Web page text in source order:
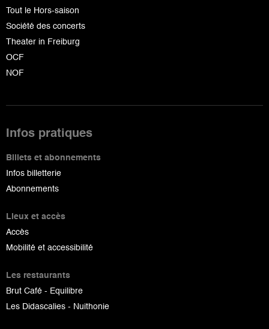
Tout le Hors-saison
Société des concerts
Theater in Freiburg
OCF
NOF
Infos pratiques
Billets et abonnements
Infos billetterie
Abonnements
Lieux et accès
Accès
Mobilité et accessibilité
Les restaurants
Brut Café - Equilibre
Les Didascalies - Nuithonie